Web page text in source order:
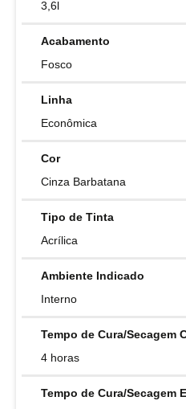
3,6l
Acabamento
Fosco
Linha
Econômica
Cor
Cinza Barbatana
Tipo de Tinta
Acrílica
Ambiente Indicado
Interno
Tempo de Cura/Secagem
4 horas
Tempo de Cura/Secagem